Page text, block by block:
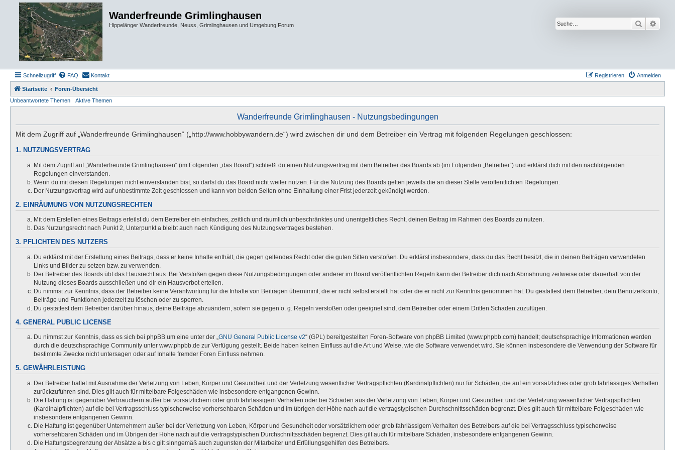
Wanderfreunde Grimlinghausen
Hippelänger Wanderfreunde, Neuss, Grimlinghausen und Umgebung Forum Suche
Schnellzugriff FAQ Kontakt Anmelden
Registrieren
Startseite
Foren-Übersicht
Unbeantwortete Themen
Aktive Themen
Wanderfreunde Grimlinghausen - Nutzungsbedingungen
Mit dem Zugriff auf „Wanderfreunde Grimlinghausen“ („http://www.hobbywandern.de“) wird zwischen dir und dem Betreiber ein Vertrag mit folgenden Regelungen geschlossen:
1. NUTZUNGSVERTRAG
Mit dem Zugriff auf „Wanderfreunde Grimlinghausen“ (im Folgenden „das Board“) schließt du einen Nutzungsvertrag mit dem Betreiber des Boards ab (im Folgenden „Betreiber“) und erklärst dich mit den nachfolgenden
Regelungen einverstanden.
Wenn du mit diesen Regelungen nicht einverstanden bist, so darfst du das Board nicht weiter nutzen. Für die Nutzung des Boards gelten jeweils die an dieser Stelle veröffentlichten Regelungen.
Der Nutzungsvertrag wird auf unbestimmte Zeit geschlossen und kann von beiden Seiten ohne Einhaltung einer Frist jederzeit gekündigt werden.
2. EINRÄUMUNG VON NUTZUNGSRECHTEN
Mit dem Erstellen eines Beitrags erteilst du dem Betreiber ein einfaches, zeitlich und räumlich unbeschränktes und unentgeltliches Recht, deinen Beitrag im Rahmen des Boards zu nutzen.
Das Nutzungsrecht nach Punkt 2, Unterpunkt a bleibt auch nach Kündigung des Nutzungsvertrages bestehen.
3. PFLICHTEN DES NUTZERS
Du erklärst mit der Erstellung eines Beitrags, dass er keine Inhalte enthält, die gegen geltendes Recht oder die guten Sitten verstoßen. Du erklärst insbesondere, dass du das Recht besitzt, die in deinen Beiträgen verwendeten
Links und Bilder zu setzen bzw. zu verwenden.
Der Betreiber des Boards übt das Hausrecht aus. Bei Verstößen gegen diese Nutzungsbedingungen oder anderer im Board veröffentlichten Regeln kann der Betreiber dich nach Abmahnung zeitweise oder dauerhaft von der
Nutzung dieses Boards ausschließen und dir ein Hausverbot erteilen.
Du nimmst zur Kenntnis, dass der Betreiber keine Verantwortung für die Inhalte von Beiträgen übernimmt, die er nicht selbst erstellt hat oder die er nicht zur Kenntnis genommen hat. Du gestattest dem Betreiber, dein Benutzerkonto,
Beiträge und Funktionen jederzeit zu löschen oder zu sperren.
Du gestattest dem Betreiber darüber hinaus, deine Beiträge abzuändern, sofern sie gegen o. g. Regeln verstoßen oder geeignet sind, dem Betreiber oder einem Dritten Schaden zuzufügen.
4. GENERAL PUBLIC LICENSE
Du nimmst zur Kenntnis, dass es sich bei phpBB um eine unter der „GNU General Public License v2“ (GPL) bereitgestellten Foren-Software von phpBB Limited (www.phpbb.com) handelt; deutschsprachige Informationen werden
durch die deutschsprachige Community unter www.phpbb.de zur Verfügung gestellt. Beide haben keinen Einfluss auf die Art und Weise, wie die Software verwendet wird. Sie können insbesondere die Verwendung der Software für
bestimmte Zwecke nicht untersagen oder auf Inhalte fremder Foren Einfluss nehmen.
5. GEWÄHRLEISTUNG
Der Betreiber haftet mit Ausnahme der Verletzung von Leben, Körper und Gesundheit und der Verletzung wesentlicher Vertragspflichten (Kardinalpflichten) nur für Schäden, die auf ein vorsätzliches oder grob fahrlässiges Verhalten
zurückzuführen sind. Dies gilt auch für mittelbare Folgeschäden wie insbesondere entgangenen Gewinn.
Die Haftung ist gegenüber Verbrauchern außer bei vorsätzlichem oder grob fahrlässigem Verhalten oder bei Schäden aus der Verletzung von Leben, Körper und Gesundheit und der Verletzung wesentlicher Vertragspflichten
(Kardinalpflichten) auf die bei Vertragsschluss typischerweise vorhersehbaren Schäden und im übrigen der Höhe nach auf die vertragstypischen Durchschnittsschäden begrenzt. Dies gilt auch für mittelbare Folgeschäden wie
insbesondere entgangenen Gewinn.
Die Haftung ist gegenüber Unternehmern außer bei der Verletzung von Leben, Körper und Gesundheit oder vorsätzlichem oder grob fahrlässigem Verhalten des Betreibers auf die bei Vertragsschluss typischerweise
vorhersehbaren Schäden und im Übrigen der Höhe nach auf die vertragstypischen Durchschnittsschäden begrenzt. Dies gilt auch für mittelbare Schäden, insbesondere entgangenen Gewinn.
Die Haftungsbegrenzung der Absätze a bis c gilt sinngemäß auch zugunsten der Mitarbeiter und Erfüllungsgehilfen des Betreibers.